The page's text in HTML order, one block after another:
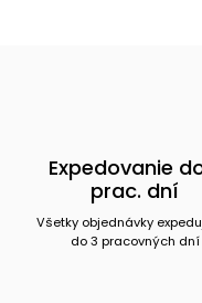
Expedovanie
prac. dní
Všetky objednávky
do 3 pracovných dní